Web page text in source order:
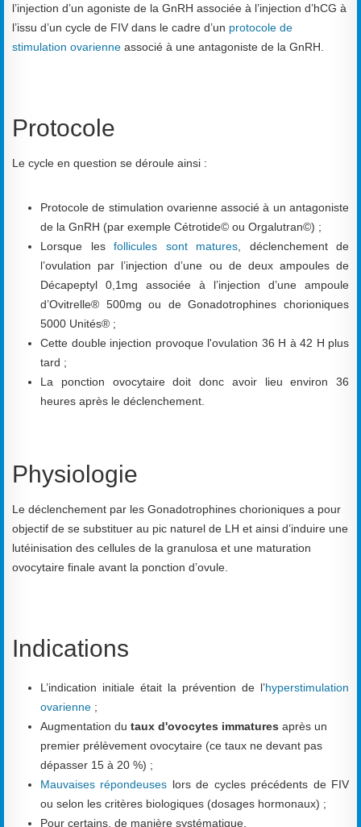
l’injection d’un agoniste de la GnRH associée à l’injection d’hCG à
l’issu d’un cycle de FIV dans le cadre d’un protocole de
stimulation ovarienne associé à une antagoniste de la GnRH.
Protocole
Le cycle en question se déroule ainsi :
Protocole de stimulation ovarienne associé à un antagoniste
de la GnRH (par exemple Cétrotide© ou Orgalutran©) ;
Lorsque les follicules sont matures , déclenchement de
l’ovulation par l’injection d’une ou de deux ampoules de
Décapeptyl 0,1mg associée à l’injection d’une ampoule
d’Ovitrelle® 500mg ou de Gonadotrophines chorioniques
5000 Unités® ;
Cette double injection provoque l'ovulation 36 H à 42 H plus
tard ;
La ponction ovocytaire doit donc avoir lieu environ 36
heures après le déclenchement.
Physiologie
Le déclenchement par les Gonadotrophines chorioniques a pour
objectif de se substituer au pic naturel de LH et ainsi d’induire une
lutéinisation des cellules de la granulosa et une maturation
ovocytaire finale avant la ponction d’ovule.
Indications
L’indication initiale était la prévention de l’hyperstimulation
ovarienne ;
Augmentation du taux d'ovocytes immatures après un
premier prélèvement ovocytaire (ce taux ne devant pas
dépasser 15 à 20 %) ;
Mauvaises répondeuses lors de cycles précédents de FIV
ou selon les critères biologiques (dosages hormonaux) ;
Pour certains, de manière systématique.